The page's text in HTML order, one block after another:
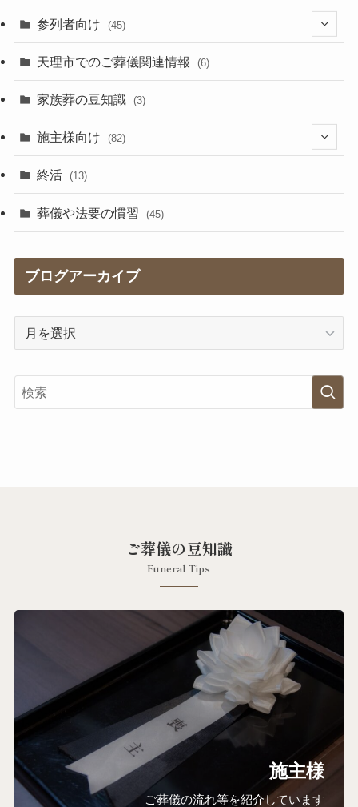
参列者向け (45)
(25)
(17)
天理市でのご葬儀関連情報 (6)
家族葬の豆知識 (3)
施主様向け (82)
(41)
(2)
終活 (13)
葬儀や法要の慣習 (45)
ブログアーカイブ
ア
ー
ご葬儀の豆知識
Funeral Tips
施主様
ご葬儀の流れ等を紹介しています